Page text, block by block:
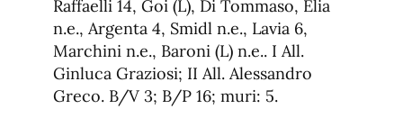
Raffaelli 14, Goi (L), Di Tommaso, Elia
n.e., Argenta 4, Smidl n.e., Lavia 6,
Marchini n.e., Baroni (L) n.e.. I All.
Ginluca Graziosi; II All. Alessandro
Greco. B/V 3; B/P 16; muri: 5.